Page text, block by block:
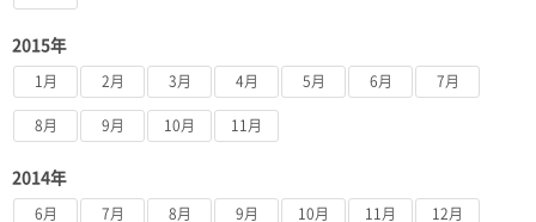
2015年
1月 2月 3月 4月 5月 6月 7月
8月 9月 10月 11月
2014年
6月 7月 8月 9月 10月 11月 12月